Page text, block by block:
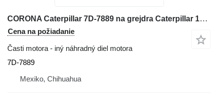
CORONA Caterpillar 7D-7889 na grejdra Caterpillar 12K, 12G, 12H, 130G, 140G, 143H, 160G, 160H
Cena na požiadanie
Časti motora - iný náhradný diel motora
7D-7889
Mexiko, Chihuahua